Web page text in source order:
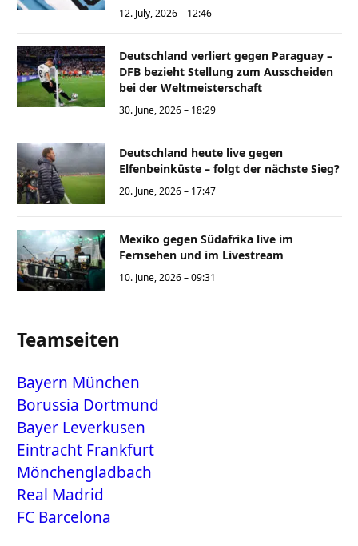
12. July, 2026 – 12:46
Deutschland verliert gegen Paraguay –
DFB bezieht Stellung zum Ausscheiden
bei der Weltmeisterschaft
30. June, 2026 – 18:29
Deutschland heute live gegen
Elfenbeinküste – folgt der nächste Sieg?
20. June, 2026 – 17:47
Mexiko gegen Südafrika live im
Fernsehen und im Livestream
10. June, 2026 – 09:31
Teamseiten
Bayern München
Borussia Dortmund
Bayer Leverkusen
Eintracht Frankfurt
Mönchengladbach
Real Madrid
FC Barcelona